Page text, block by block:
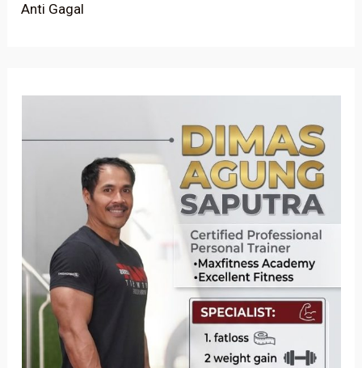
Anti Gagal